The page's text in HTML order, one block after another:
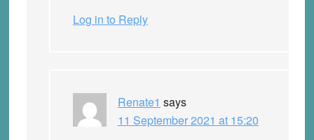
Log in to Reply
Renate1 says
11 September 2021 at 15:20